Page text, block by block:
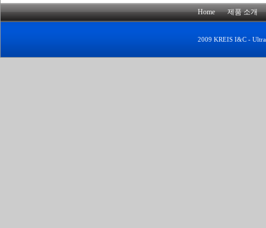
Home 제품 소개
2009 KREIS I&C -